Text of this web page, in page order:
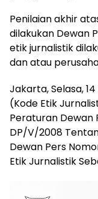
Penilaian akhir
dilakukan Dewan
etik jurnalistik
dan atau
Jakarta, Selasa,
(Kode Etik
Peraturan Dewan
DP/V/2008
Dewan Pers
Etik Jurnalistik